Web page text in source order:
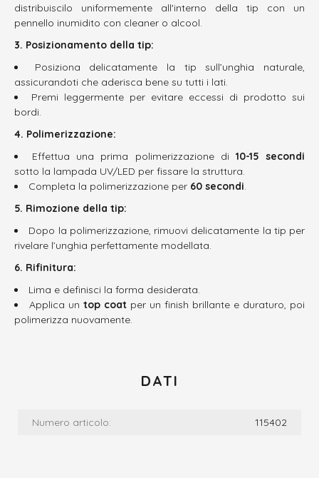
distribuiscilo uniformemente all'interno della tip con un
pennello inumidito con cleaner o alcool.
3. Posizionamento della tip:
Posiziona delicatamente la tip sull’unghia naturale,
assicurandoti che aderisca bene su tutti i lati.
Premi leggermente per evitare eccessi di prodotto sui
bordi.
4. Polimerizzazione:
Effettua una prima polimerizzazione di 10-15 secondi
sotto la lampada UV/LED per fissare la struttura.
Completa la polimerizzazione per 60 secondi.
5. Rimozione della tip:
Dopo la polimerizzazione, rimuovi delicatamente la tip per
rivelare l’unghia perfettamente modellata.
6. Rifinitura:
Lima e definisci la forma desiderata.
Applica un top coat per un finish brillante e duraturo, poi
polimerizza nuovamente.
DATI
Numero articolo: 115402